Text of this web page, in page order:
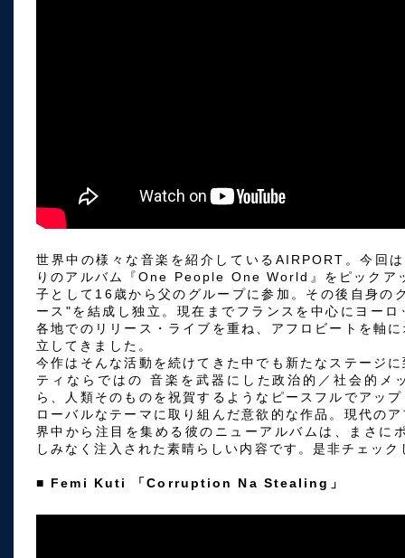
世界中の様々な音楽を紹介しているAIRPORT。今回
りのアルバム『One People One World』をピックア
子として16歳から父のグループに参加。その後自身の
ース"を結成し独立。現在までフランスを中心にヨー
各地でのリリース・ライブを重ね、アフロビートを軸
立してきました。
今作はそんな活動を続けてきた中でも新たなステージ
ティならではの 音楽を武器にした政治的／社会的メ
ら、人類そのものを祝賀するようなピースフルでアッ
ローバルなテーマに取り組んだ意欲的な作品。現代の
界中から注目を集める彼のニューアルバムは、まさに
しみなく注入された素晴らしい内容です。是非チェック
■ Femi Kuti 「Corruption Na Stealing」